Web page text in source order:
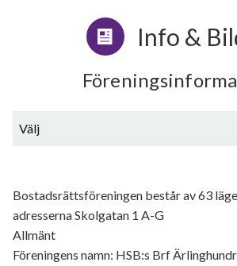
Info &
Välj
Bostadsrättsföreningen består av 63
adresserna Skolgatan 1 A-G
Allmänt
Föreningens namn: HSB:s Brf